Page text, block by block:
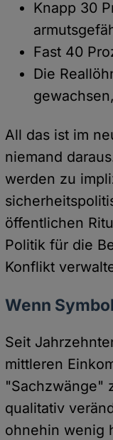
Knapp 30
Fast 40
Die
All das ist im
niemand
werden zu
öffentlichen
Politik für die
Konflikt
Wenn
Seit
mittleren
"Sachzwänge"
qualitativ
ohnehin wenig